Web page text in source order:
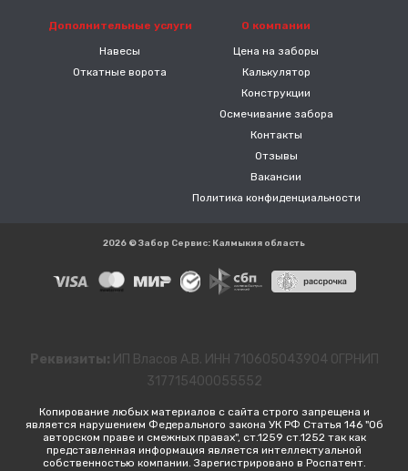
Дополнительные услуги
Навесы
Откатные ворота
О компании
Цена на заборы
Калькулятор
Конструкции
Осмечивание забора
Контакты
Отзывы
Вакансии
Политика конфиденциальности
2026 © Забор Сервис: Калмыкия область
Реквизиты: ИП Власов А.В. ИНН 710605043904 ОГРНИП
317715400055552
Копирование любых материалов с сайта строго запрещена и
является нарушением Федерального закона УК РФ Статья 146 "Об
авторском праве и смежных правах", ст.1259 ст.1252 так как
представленная информация является интеллектуальной
собственностью компании. Зарегистрировано в Роспатент.